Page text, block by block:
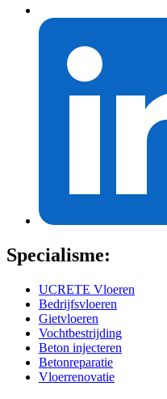
Specialisme:
UCRETE Vloeren
Bedrijfsvloeren
Gietvloeren
Vochtbestrijding
Beton injecteren
Betonreparatie
Vloerrenovatie